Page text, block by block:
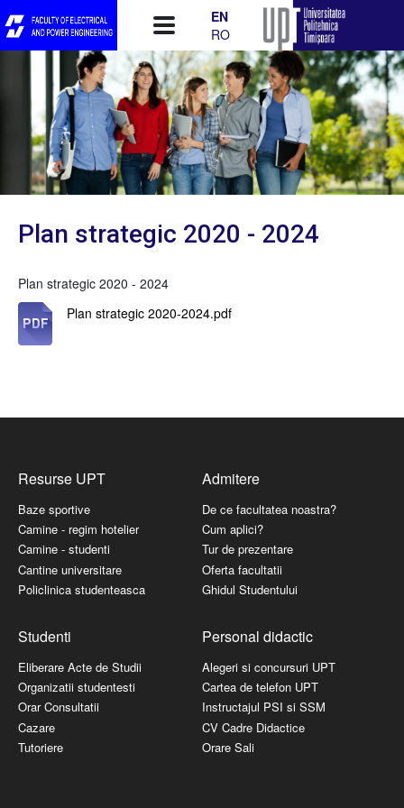
EN
RO
Plan strategic 2020 - 2024
Plan strategic 2020 - 2024
Plan strategic 2020-2024.pdf
Resurse UPT
Baze sportive
Camine - regim hotelier
Camine - studenti
Cantine universitare
Policlinica studenteasca
Admitere
De ce facultatea noastra?
Cum aplici?
Tur de prezentare
Oferta facultatii
Ghidul Studentului
Studenti
Eliberare Acte de Studii
Organizatii studentesti
Orar Consultatii
Cazare
Tutoriere
Personal didactic
Alegeri si concursuri UPT
Cartea de telefon UPT
Instructajul PSI si SSM
CV Cadre Didactice
Orare Sali